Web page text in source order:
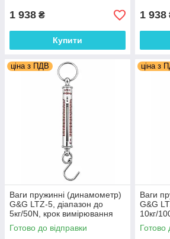
1 938 ₴
Купити
1 938
ціна з ПДВ
Ваги пружинні (динамометр)
G&G LTZ-5, діапазон до
5кг/50N, крок вимірювання
100г/1N. Німеччина
Готово до відправки
ціна з
Ваги
G&G
10кг/
200г/
Готово